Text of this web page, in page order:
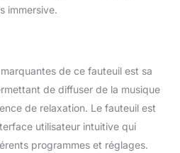
votre dos jusqu'à ce que
Coussins chauffants
de massage inclinable :
45 ° Les coussinets en
fibre de carbone à
contrôle indépendant
immersive.
de ce fauteuil est sa
de diffuser de la musique
de relaxation. Le fauteuil est
utilisateur intuitive qui
programmes et réglages.